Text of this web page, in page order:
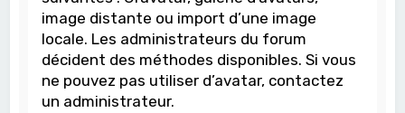
image distante ou import d’une image
locale. Les administrateurs du forum
décident des méthodes disponibles. Si vous
ne pouvez pas utiliser d’avatar, contactez
un administrateur.